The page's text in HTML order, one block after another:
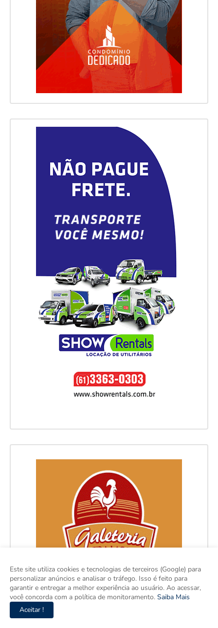
Este site utiliza cookies e tecnologias de terceiros (Google) para
personalizar anúncios e analisar o tráfego. Isso é feito para
garantir e entregar a melhor experiência ao usuário. Ao acessar,
você concorda com a política de monitoramento. Saiba Mais
Aceitar !